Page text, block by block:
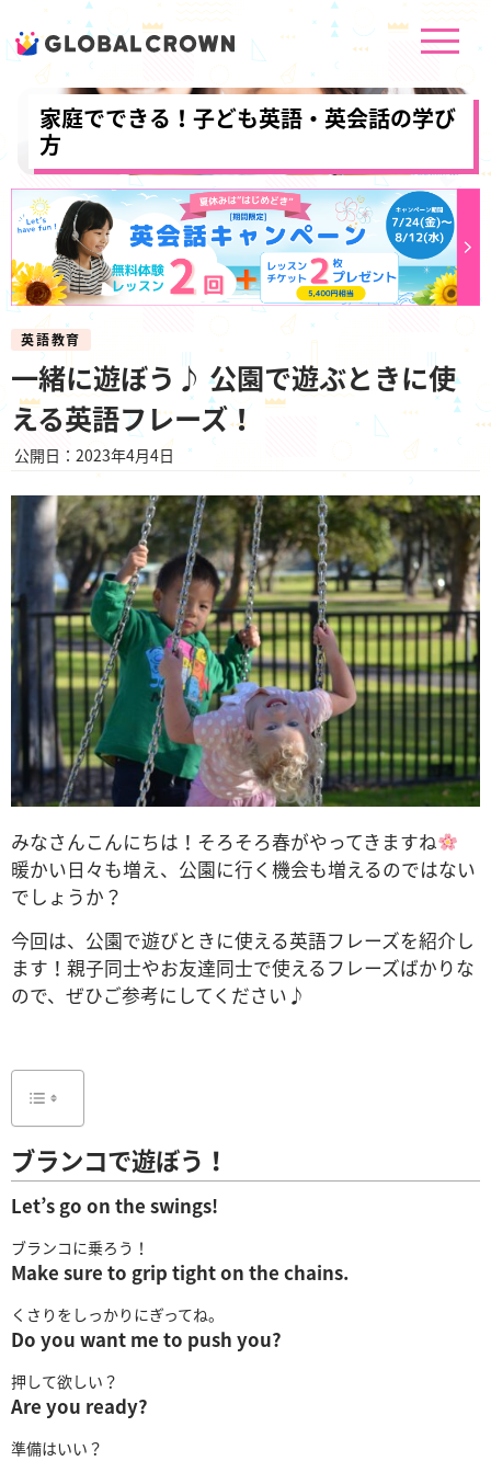
家庭でできる！子ども英語・英会話の学び
方
英語教育
一緒に遊ぼう♪ 公園で遊ぶときに使
える英語フレーズ！
公開日：2023年4月4日
みなさんこんにちは！そろそろ春がやってきますね
暖かい日々も増え、公園に行く機会も増えるのではない
でしょうか？
今回は、公園で遊びときに使える英語フレーズを紹介し
ます！親子同士やお友達同士で使えるフレーズばかりな
ので、ぜひご参考にしてください♪
ブランコで遊ぼう！
Let’s go on the swings!
ブランコに乗ろう！
Make sure to grip tight on the chains.
くさりをしっかりにぎってね。
Do you want me to push you?
押して欲しい？
Are you ready?
準備はいい？